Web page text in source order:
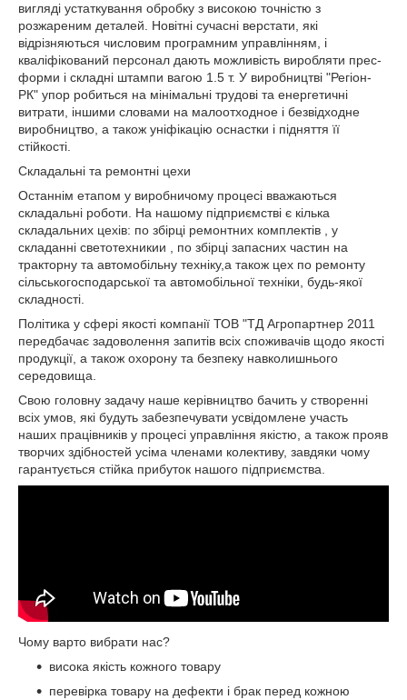
вигляді устаткування обробку з високою точністю з
розжареним деталей. Новітні сучасні верстати, які
відрізняються числовим програмним управлінням, і
кваліфікований персонал дають можливість виробляти прес-
форми і складні штампи вагою 1.5 т. У виробництві "Регіон-
РК" упор робиться на мінімальні трудові та енергетичні
витрати, іншими словами на малоотходное і безвідходне
виробництво, а також уніфікацію оснастки і підняття її
стійкості.
Складальні та ремонтні цехи
Останнім етапом у виробничому процесі вважаються
складальні роботи. На нашому підприємстві є кілька
складальних цехів: по збірці ремонтних комплектів , у
складанні светотехникии , по збірці запасних частин на
тракторну та автомобільну техніку,а також цех по ремонту
сільськогосподарської та автомобільної техніки, будь-якої
складності.
Політика у сфері якості компанії ТОВ "ТД Агропартнер 2011
передбачає задоволення запитів всіх споживачів щодо якості
продукції, а також охорону та безпеку навколишнього
середовища.
Свою головну задачу наше керівництво бачить у створенні
всіх умов, які будуть забезпечувати усвідомлене участь
наших працівників у процесі управління якістю, а також прояв
творчих здібностей усіма членами колективу, завдяки чому
гарантується стійка прибуток нашого підприємства.
Чому варто вибрати нас?
висока якість кожного товару
перевірка товару на дефекти і брак перед кожною